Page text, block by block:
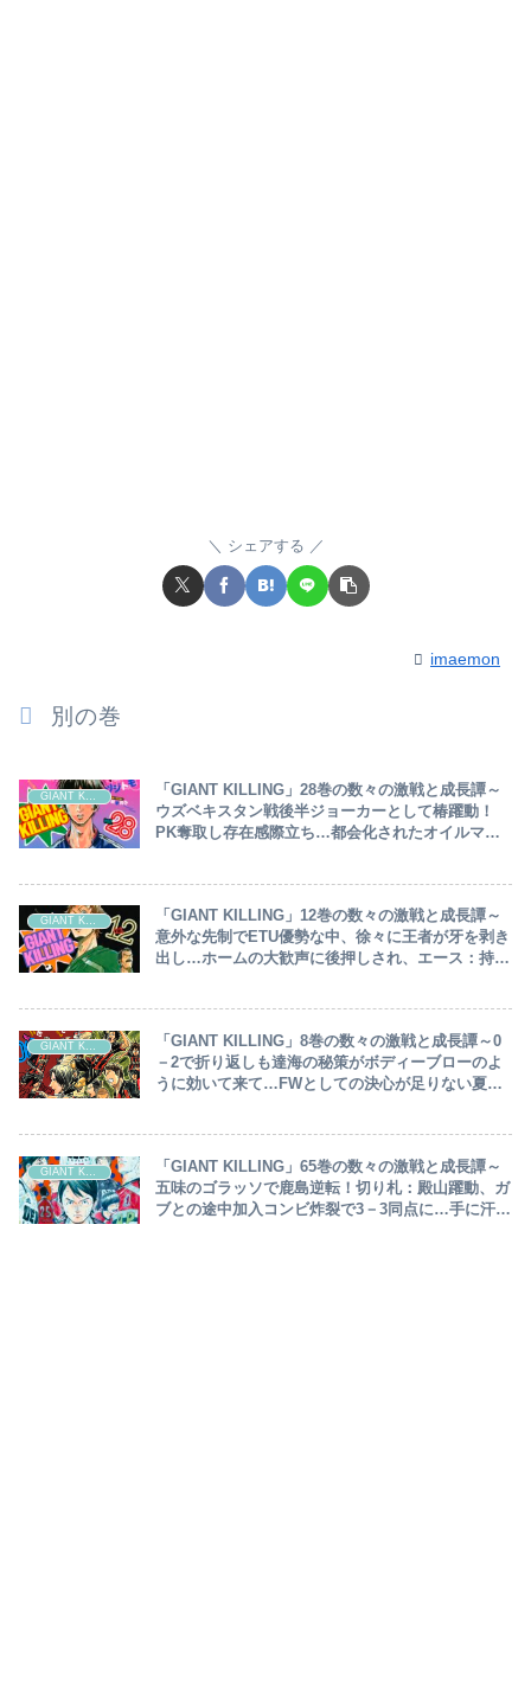
シェアする
imaemon
別の巻
GIANT KILLING
「GIANT KILLING」28巻の数々の激戦と成長譚～
ウズベキスタン戦後半ジョーカーとして椿躍動！
PK奪取し存在感際立ち…都会化されたオイルマネ
GIANT KILLING
「GIANT KILLING」12巻の数々の激戦と成長譚～
意外な先制でETU優勢な中、徐々に王者が牙を剥き
出し…ホームの大歓声に後押しされ、エース：持田
GIANT KILLING
「GIANT KILLING」8巻の数々の激戦と成長譚～0
－2で折り返しも達海の秘策がボディーブローのよ
うに効いて来て…FWとしての決心が足りない夏
GIANT KILLING
「GIANT KILLING」65巻の数々の激戦と成長譚～
五味のゴラッソで鹿島逆転！切り札：殿山躍動、ガ
ブとの途中加入コンビ炸裂で3－3同点に…手に汗握